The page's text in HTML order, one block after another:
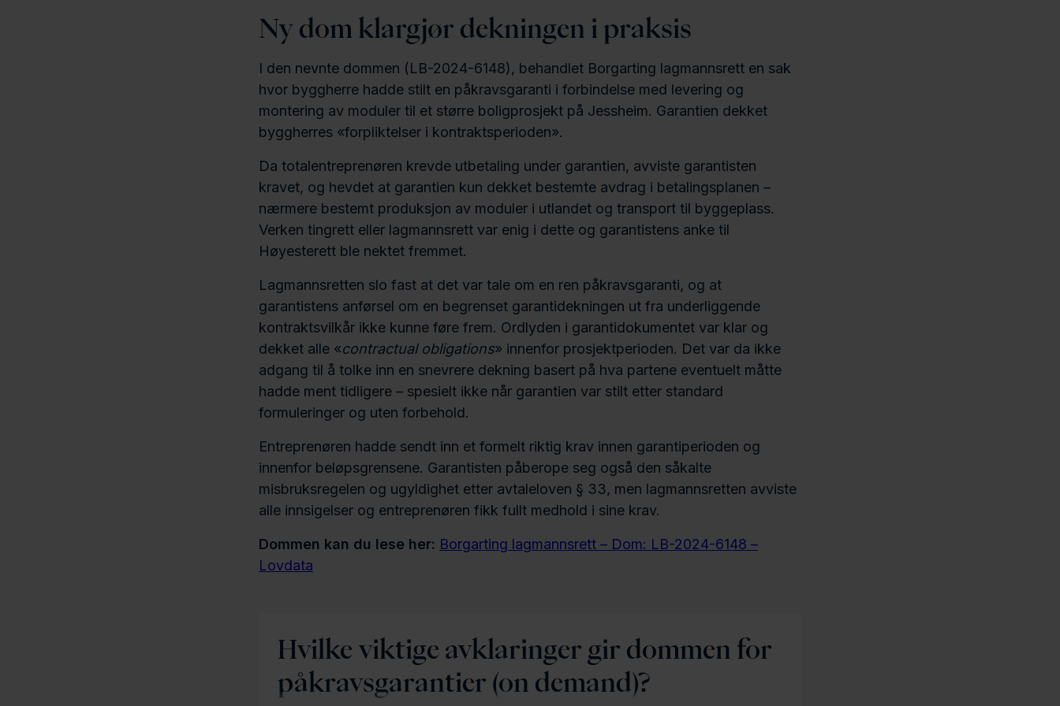
Ny dom klargjør dekningen i praksis
I den nevnte dommen (LB-2024-6148), behandlet Borgarting lagmannsrett en sak
hvor byggherre hadde stilt en påkravsgaranti i forbindelse med levering og
montering av moduler til et større boligprosjekt på Jessheim. Garantien dekket
byggherres «forpliktelser i kontraktsperioden».
Da totalentreprenøren krevde utbetaling under garantien, avviste garantisten
kravet, og hevdet at garantien kun dekket bestemte avdrag i betalingsplanen –
nærmere bestemt produksjon av moduler i utlandet og transport til byggeplass.
Verken tingrett eller lagmannsrett var enig i dette og garantistens anke til
Høyesterett ble nektet fremmet.
Lagmannsretten slo fast at det var tale om en ren påkravsgaranti, og at
garantistens anførsel om en begrenset garantidekningen ut fra underliggende
kontraktsvilkår ikke kunne føre frem. Ordlyden i garantidokumentet var klar og
dekket alle «contractual obligations» innenfor prosjektperioden. Det var da ikke
adgang til å tolke inn en snevrere dekning basert på hva partene eventuelt måtte
hadde ment tidligere – spesielt ikke når garantien var stilt etter standard
formuleringer og uten forbehold.
Entreprenøren hadde sendt inn et formelt riktig krav innen garantiperioden og
innenfor beløpsgrensene. Garantisten påberope seg også den såkalte
misbruksregelen og ugyldighet etter avtaleloven § 33, men lagmannsretten avviste
alle innsigelser og entreprenøren fikk fullt medhold i sine krav.
Dommen kan du lese her: Borgarting lagmannsrett – Dom: LB-2024-6148 –
Lovdata
Hvilke viktige avklaringer gir dommen for
påkravsgarantier (on demand)?